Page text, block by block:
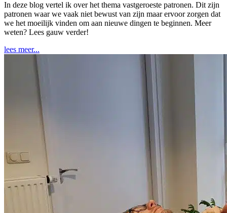
In deze blog vertel ik over het thema vastgeroeste patronen. Dit zijn
patronen waar we vaak niet bewust van zijn maar ervoor zorgen dat
we het moeilijk vinden om aan nieuwe dingen te beginnen. Meer
weten? Lees gauw verder!
lees meer...